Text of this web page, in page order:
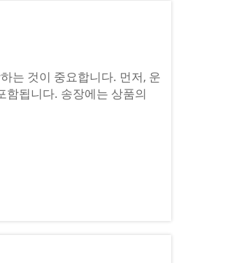
는 것이 중요합니다. 먼저, 운
함됩니다. 송장에는 상품의
이 들어 있는지를 알려줍니